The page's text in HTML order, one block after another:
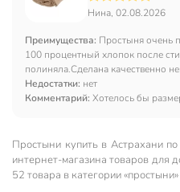
Нина, 02.08.2026
Преимущества: Простыня очень
100 процентный хлопок после
полиняла.Сделана качественно
Недостатки: нет
Комментарий: Хотелось бы
Простыни купить в Астрахани
интернет-магазина товаров для
52 товара в категории